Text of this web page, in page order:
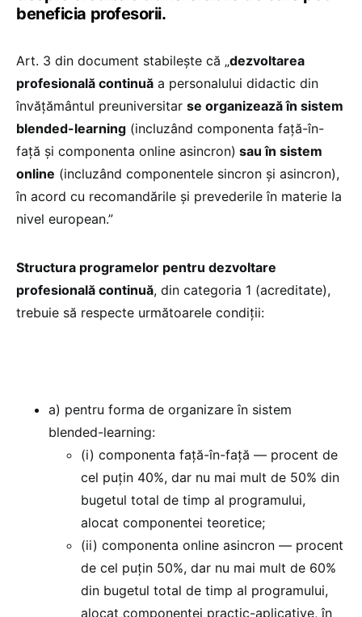
beneficia profesorii.
Art. 3 din document stabilește că „dezvoltarea
profesională continuă a personalului didactic din
învățământul preuniversitar se organizează în sistem
blended-learning (incluzând componenta față-în-
față și componenta online asincron) sau în sistem
online (incluzând componentele sincron și asincron),
în acord cu recomandările și prevederile în materie la
nivel european.”
Structura programelor pentru dezvoltare
profesională continuă, din categoria 1 (acreditate),
trebuie să respecte următoarele condiții:
a) pentru forma de organizare în sistem
blended-learning:
(i) componenta față-în-față — procent de
cel puțin 40%, dar nu mai mult de 50% din
bugetul total de timp al programului,
alocat componentei teoretice;
(ii) componenta online asincron — procent
de cel puțin 50%, dar nu mai mult de 60%
din bugetul total de timp al programului,
alocat componentei practic-aplicative, în